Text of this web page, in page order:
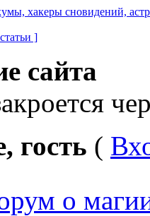
]
сайта
гость (
о